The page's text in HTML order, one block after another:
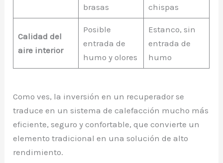
brasas
chispas
Calidad del
aire interior
Posible
entrada de
humo y olores
Estanco, sin
entrada de
humo
Como ves, la inversión en un recuperador se
traduce en un sistema de calefacción mucho más
eficiente, seguro y confortable, que convierte un
elemento tradicional en una solución de alto
rendimiento.